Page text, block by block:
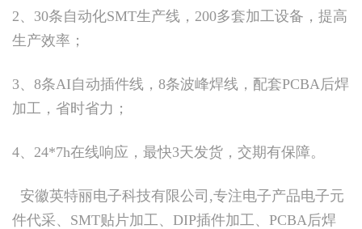
2、30条自动化SMT生产线，200多套加工设备，提高
生产效率；
3、8条AI自动插件线，8条波峰焊线，配套PCBA后焊
加工，省时省力；
4、24*7h在线响应，最快3天发货，交期有保障。
安徽英特丽电子科技有限公司,专注电子产品电子元
件代采、SMT贴片加工、DIP插件加工、PCBA后焊